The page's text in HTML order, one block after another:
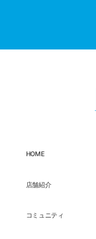
HOME
店舗紹介
コミュニティ